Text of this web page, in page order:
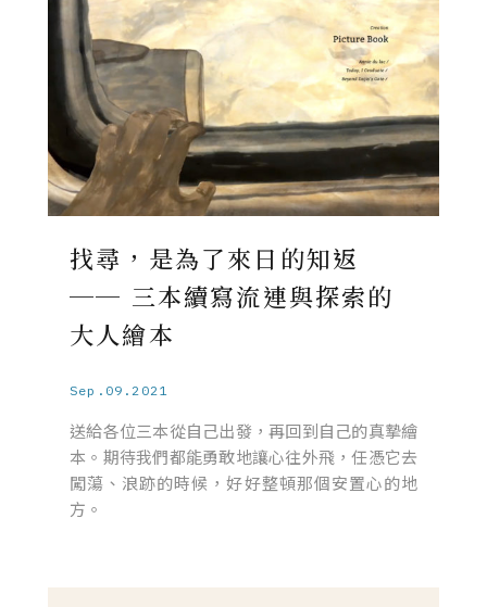
找尋，是為了來日的知返
── 三本續寫流連與探索的
大人繪本
Sep.09.2021
送給各位三本從自己出發，再回到自己的真摯繪
本。期待我們都能勇敢地讓心往外飛，任憑它去
闖蕩、浪跡的時候，好好整頓那個安置心的地
方。